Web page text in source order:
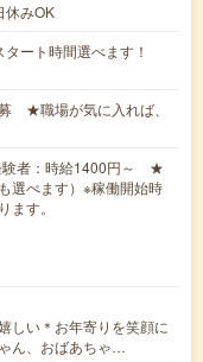
みOK
ート時間選べます！
★職場が気に入れば、
験者：時給1400円～ ★
選べます）※稼働開始時
す。
しい＊お年寄りを笑顔に
ん、おばあちゃ…